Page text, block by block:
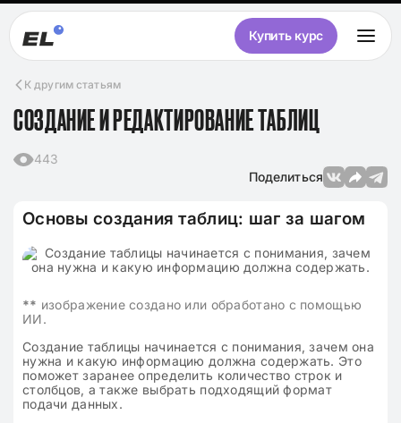
Купить курс
К другим статьям
СОЗДАНИЕ И РЕДАКТИРОВАНИЕ ТАБЛИЦ
443
Поделиться
Основы создания таблиц: шаг за шагом
** изображение создано или обработано с помощью
ИИ.
Создание таблицы начинается с понимания, зачем она
нужна и какую информацию должна содержать. Это
поможет заранее определить количество строк и
столбцов, а также выбрать подходящий формат
подачи данных.